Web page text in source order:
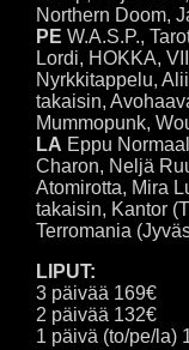
Northern Doom,
PE W.A.S.P.,
Lordi, HOKKA,
Nyrkkitappelu,
takaisin,
Mummopunk,
LA Eppu
Charon, Neljä
Atomirotta, Mira
takaisin, Kantor
Terromania
LIPUT:
3 päivää 169€
2 päivää 132€
1 päivä (to/pe/la)